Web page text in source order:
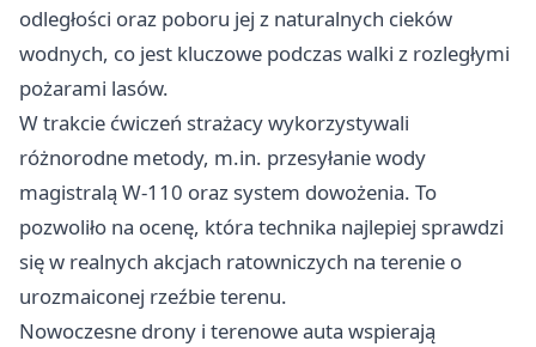
odległości oraz poboru jej z naturalnych cieków
wodnych, co jest kluczowe podczas walki z rozległymi
pożarami lasów.
W trakcie ćwiczeń strażacy wykorzystywali
różnorodne metody, m.in. przesyłanie wody
magistralą W-110 oraz system dowożenia. To
pozwoliło na ocenę, która technika najlepiej sprawdzi
się w realnych akcjach ratowniczych na terenie o
urozmaiconej rzeźbie terenu.
Nowoczesne drony i terenowe auta wspierają